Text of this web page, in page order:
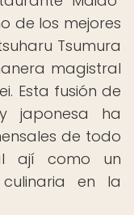
de los mejores
Tsumura
magistral
Esta fusión de
japonesa ha
de todo
ají como un
en la